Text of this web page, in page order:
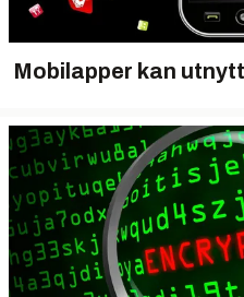
Mobilapper kan